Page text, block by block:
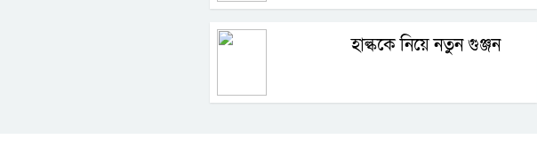
হাল্ককে নিয়ে নতুন গুঞ্জন